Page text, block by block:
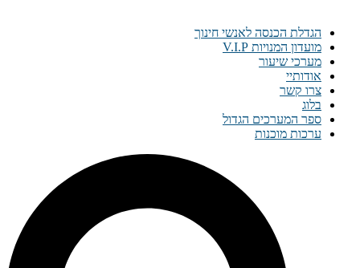
הגדלת הכנסה לאנשי חינוך
מועדון המנויות V.I.P
מערכי שיעור
אודותיי
צרו קשר
בלוג
ספר המערכים הגדול
ערכות מוכנות